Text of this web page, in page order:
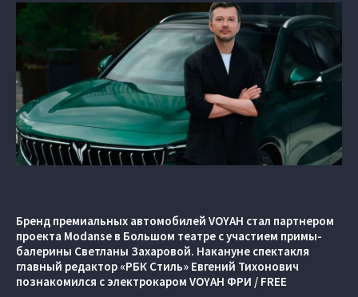
Бренд премиальных автомобилей VOYAH стал партнером
проекта Modanse в Большом театре с участием примы-
балерины Светланы Захаровой. Накануне спектакля
главный редактор «РБК Стиль» Евгений Тихонович
познакомился с электрокаром VOYAH ФРИ / FREE